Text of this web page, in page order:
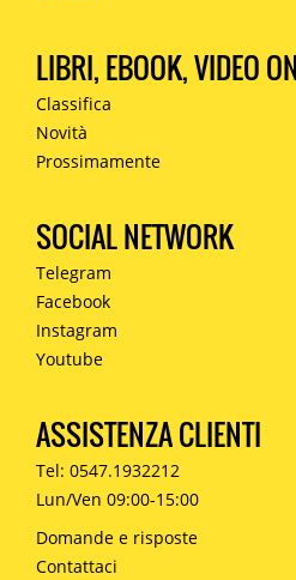
LIBRI, EBOOK, VIDEO
Classifica
Novità
Prossimamente
SOCIAL NETWORK
Telegram
Facebook
Instagram
Youtube
ASSISTENZA CLIENTI
Tel: 0547.1932212
Lun/Ven 09:00-15:00
Domande e risposte
Contattaci